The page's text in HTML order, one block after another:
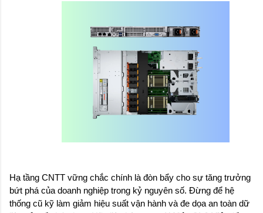
Hạ tầng CNTT vững chắc chính là đòn bẩy cho sự tăng trưởng
bứt phá của doanh nghiệp trong kỷ nguyên số. Đừng để hệ
thống cũ kỹ làm giảm hiệu suất vận hành và đe dọa an toàn dữ